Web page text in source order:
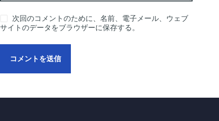
次回のコメントのために、名前、電子メール、ウェブ
サイトのデータをブラウザーに保存する。
コメントを送信